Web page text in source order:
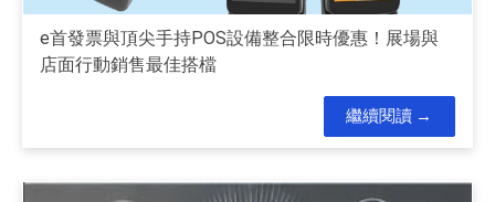
e首發票與頂尖手持POS設備整合限時優惠！展場與
店面行動銷售最佳搭檔
繼續閱讀